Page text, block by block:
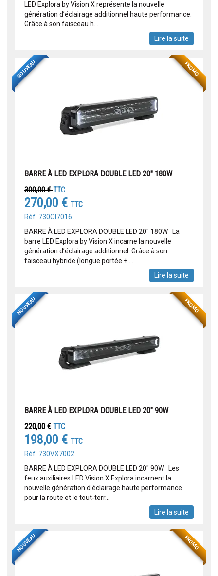
LED Explora by Vision X représente la nouvelle
génération d’éclairage additionnel haute performance.
Grâce à son faisceau h...
Lire la suite
PROMO
NOUVEAU
BARRE À LED EXPLORA DOUBLE LED 20" 180W
300,00 €TTC
270,00 € TTC
Réf: 730OI7016
BARRE À LED EXPLORA DOUBLE LED 20" 180W La
barre LED Explora by Vision X incarne la nouvelle
génération d’éclairage additionnel. Grâce à son
faisceau hybride (longue portée + ...
Lire la suite
PROMO
NOUVEAU
BARRE À LED EXPLORA DOUBLE LED 20" 90W
220,00 €TTC
198,00 € TTC
Réf: 730VX7002
BARRE À LED EXPLORA DOUBLE LED 20" 90W Les
feux auxiliaires LED Vision X Explora incarnent la
nouvelle génération d’éclairage haute performance
pour la route et le tout-terr...
Lire la suite
PROMO
NOUVEAU